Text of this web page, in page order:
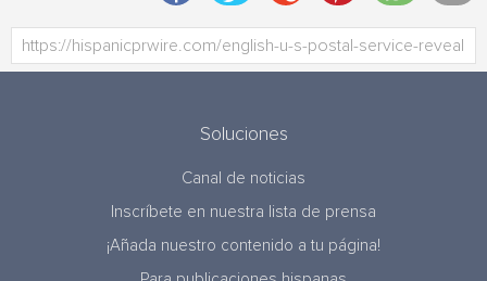
Soluciones
Canal de noticias
Inscríbete en nuestra lista de prensa
¡Añada nuestro contenido a tu página!